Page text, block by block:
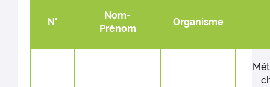
N°
Nom-
Prénom
Organisme